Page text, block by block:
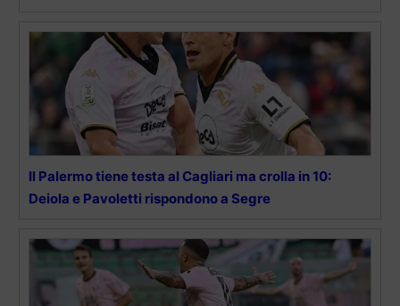
Il Palermo tiene testa al Cagliari ma crolla in 10:
Deiola e Pavoletti rispondono a Segre